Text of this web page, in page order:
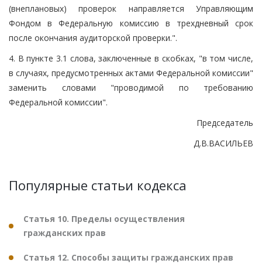
(внеплановых) проверок направляется Управляющим
Фондом в Федеральную комиссию в трехдневный срок
после окончания аудиторской проверки.".
4. В пункте 3.1 слова, заключенные в скобках, "в том числе,
в случаях, предусмотренных актами Федеральной комиссии"
заменить словами "проводимой по требованию
Федеральной комиссии".
Председатель
Д.В.ВАСИЛЬЕВ
Популярные статьи кодекса
Статья 10. Пределы осуществления
гражданских прав
Статья 12. Способы защиты гражданских прав